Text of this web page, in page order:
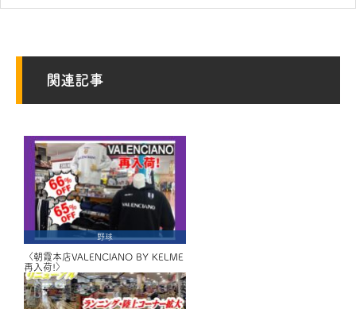
関連記事
野球
〈朝霞本店VALENCIANO BY KELME
再入荷!〉